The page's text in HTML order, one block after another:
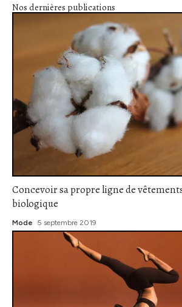
Nos dernières publications
Concevoir sa propre ligne de
biologique
Mode 5 septembre 2019